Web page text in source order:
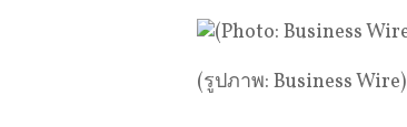
(รูปภาพ: Business Wire)